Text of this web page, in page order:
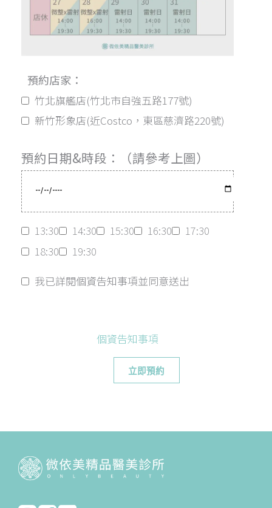
預約店家：
竹北旗艦店(竹北市自強五路177號)
新竹形象店(近Costco，東區慈濟路220號)
預約日期&時段：（請參考上圖）
13:30 14:30 15:30 16:30
17:30
18:30
19:30
我已詳閱個資告知事項並同意送出
個資告知事項